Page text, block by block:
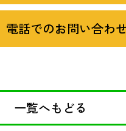
電話でのお問い合わ
一覧へもどる